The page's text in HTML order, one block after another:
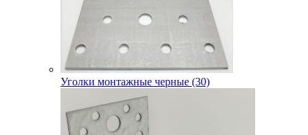
Уголки монтажные черные (30)